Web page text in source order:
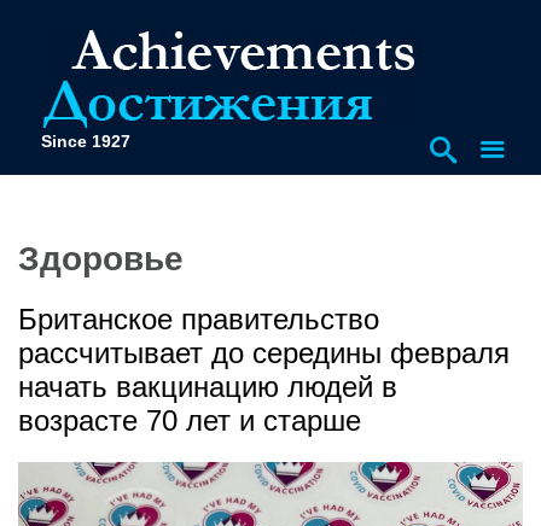
Since 1927
Здоровье
Британское правительство
рассчитывает до середины февраля
начать вакцинацию людей в
возрасте 70 лет и старше